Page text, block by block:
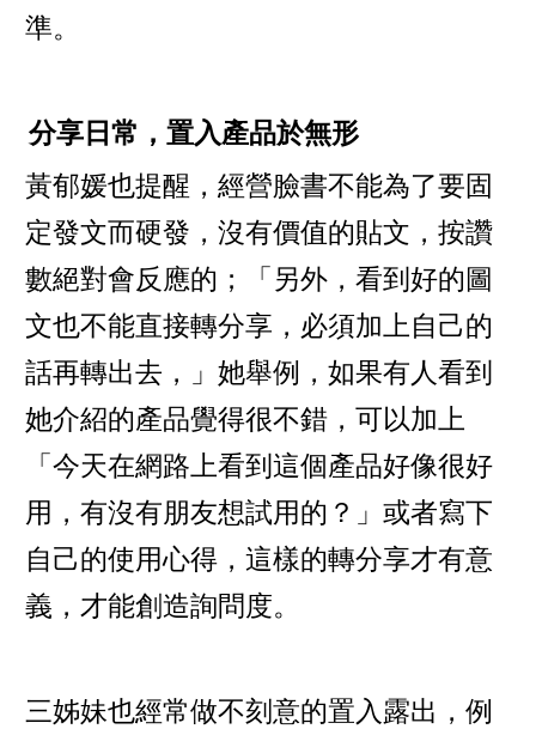
準。
分享日常，置入產品於無形
黃郁媛也提醒，經營臉書不能為了要固
定發文而硬發，沒有價值的貼文，按讚
數絕對會反應的；「另外，看到好的圖
文也不能直接轉分享，必須加上自己的
話再轉出去，」她舉例，如果有人看到
她介紹的產品覺得很不錯，可以加上
「今天在網路上看到這個產品好像很好
用，有沒有朋友想試用的？」或者寫下
自己的使用心得，這樣的轉分享才有意
義，才能創造詢問度。
三姊妹也經常做不刻意的置入露出，例